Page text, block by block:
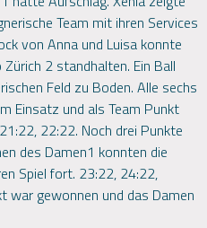
Team mit ihren Services
von Anna und Luisa konnte
2 standhalten. Ein Ball
Feld zu Boden. Alle sechs
Einsatz und als Team Punkt
22:22. Noch drei Punkte
des Damen1 konnten die
Spiel fort. 23:22, 24:22,
war gewonnen und das Damen